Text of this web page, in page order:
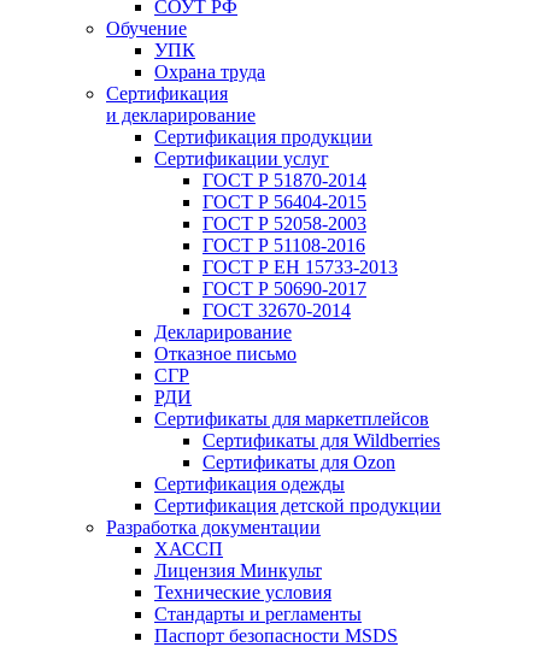
СОУТ РФ
Обучение
УПК
Охрана труда
Сертификация
и декларирование
Сертификация продукции
Сертификации услуг
ГОСТ Р 51870-2014
ГОСТ Р 56404-2015
ГОСТ Р 52058-2003
ГОСТ Р 51108-2016
ГОСТ Р ЕН 15733-2013
ГОСТ Р 50690-2017
ГОСТ 32670-2014
Декларирование
Отказное письмо
СГР
РДИ
Сертификаты для маркетплейсов
Сертификаты для Wildberries
Сертификаты для Ozon
Сертификация одежды
Сертификация детской продукции
Разработка документации
ХАССП
Лицензия Минкульт
Технические условия
Стандарты и регламенты
Паспорт безопасности MSDS